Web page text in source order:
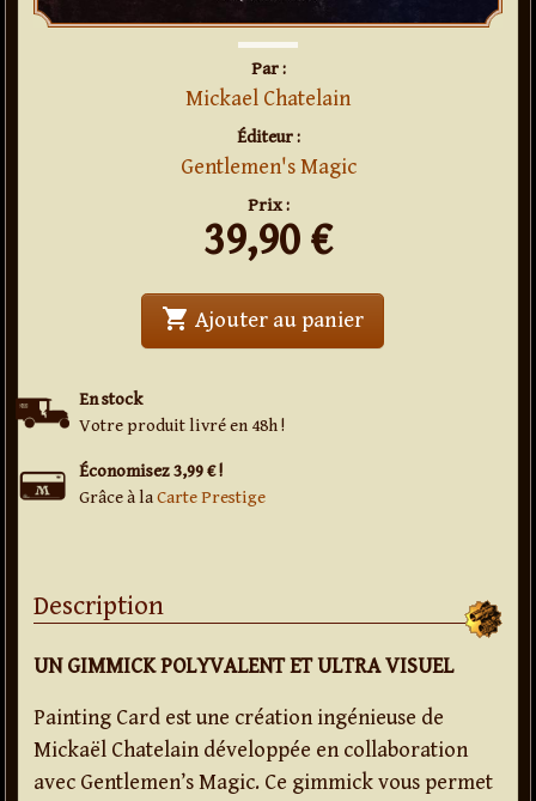
Par :
Mickael Chatelain
Éditeur :
Gentlemen's Magic
Prix :
39,90 €
En stock
Votre produit livré en 48h !
Économisez 3,99 € !
Grâce à laCarte Prestige
shopping_cart Ajouter au panier' . Painting card
Description
UN GIMMICK POLYVALENT ET ULTRA VISUEL
Painting Card est une création ingénieuse de
Mickaël Chatelain développée en collaboration
avec Gentlemen’s Magic. Ce gimmick vous permet